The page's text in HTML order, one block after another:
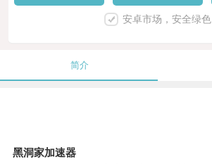
安卓市场，安全绿色
简介
黑洞家加速器